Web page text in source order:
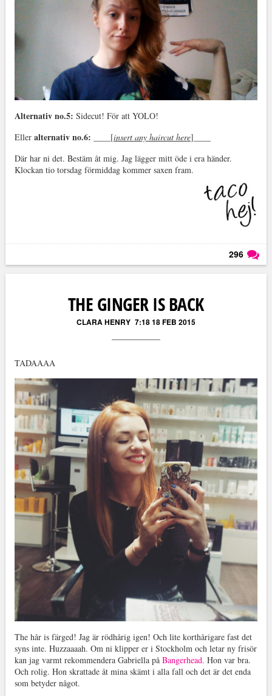
Alternativ no.5: Sidecut! För att YOLO!
Eller alternativ no.6: [insert any haircut here]
Där har ni det. Bestäm åt mig. Jag lägger mitt öde i era händer.
Klockan tio torsdag förmiddag kommer saxen fram.
296
THE GINGER IS BACK
CLARA HENRY 7:18 18 FEB 2015
TADAAAA
The hår is färged! Jag är rödhårig igen! Och lite korthårigare fast det
syns inte. Huzzaaaah. Om ni klipper er i Stockholm och letar ny frisör
kan jag varmt rekommendera Gabriella på Bangerhead. Hon var bra.
Och rolig. Hon skrattade åt mina skämt i alla fall och det är det enda
som betyder något.